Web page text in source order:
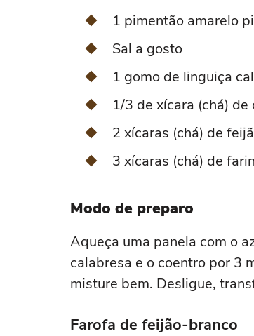
1 pimentão amarelo
Sal a gosto
1 gomo de linguiça
1/3 de xícara (chá)
2 xícaras (chá) de
3 xícaras (chá) de
Modo de preparo
Aqueça uma panela com o
calabresa e o coentro por 3
misture bem. Desligue,
Farofa de feijão-branco